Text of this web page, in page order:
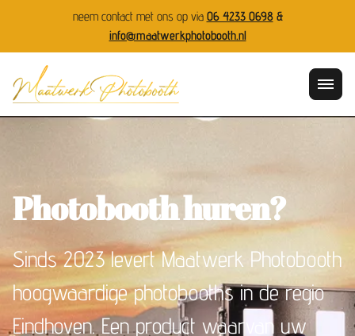
neem contact met ons op via 06 4233 0698&
info@maatwerkphotobooth.nl
Photobooth huren?
Sinds 2023 levert Maatwerk Photobooth
hoogwaardige photobooths in de regio
Eindhoven. Een product waarvan uw